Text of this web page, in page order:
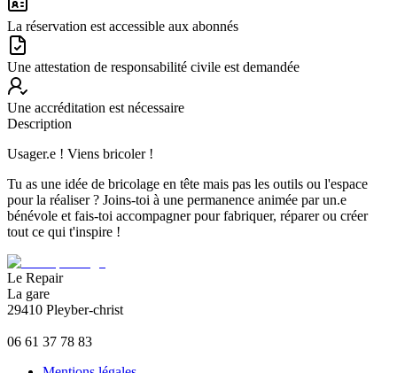
La réservation est accessible aux abonnés
Une attestation de responsabilité civile est demandée
Une accréditation est nécessaire
Description
Usager.e ! Viens bricoler !
Tu as une idée de bricolage en tête mais pas les outils ou l'espace
pour la réaliser ? Joins-toi à une permanence animée par un.e
bénévole et fais-toi accompagner pour fabriquer, réparer ou créer
tout ce qui t'inspire !
Le Repair
La gare
29410 Pleyber-christ
06 61 37 78 83